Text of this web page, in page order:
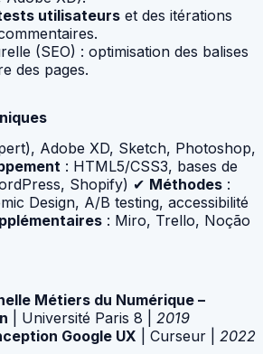
utilisateurs et des itérations
(SEO) : optimisation des balises
des pages.
Adobe XD, Sketch, Photoshop,
: HTML5/CSS3, bases de
Shopify) ✔ Méthodes :
Design, A/B testing, accessibilité
: Miro, Trello, Noção
Métiers du Numérique –
| Université Paris 8 | 2019
Google UX | Curseur | 2022